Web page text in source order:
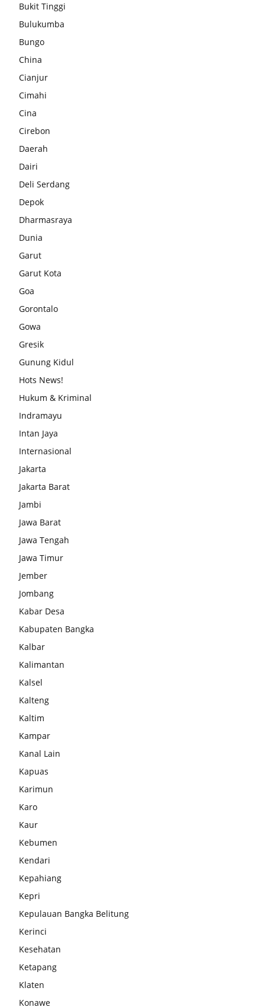
Bukit Tinggi
Bulukumba
Bungo
China
Cianjur
Cimahi
Cina
Cirebon
Daerah
Dairi
Deli Serdang
Depok
Dharmasraya
Dunia
Garut
Garut Kota
Goa
Gorontalo
Gowa
Gresik
Gunung Kidul
Hots News!
Hukum & Kriminal
Indramayu
Intan Jaya
Internasional
Jakarta
Jakarta Barat
Jambi
Jawa Barat
Jawa Tengah
Jawa Timur
Jember
Jombang
Kabar Desa
Kabupaten Bangka
Kalbar
Kalimantan
Kalsel
Kalteng
Kaltim
Kampar
Kanal Lain
Kapuas
Karimun
Karo
Kaur
Kebumen
Kendari
Kepahiang
Kepri
Kepulauan Bangka Belitung
Kerinci
Kesehatan
Ketapang
Klaten
Konawe